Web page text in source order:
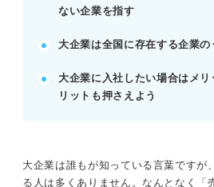
大企業かどうかは会社概要の資
知名度や規模だけで判断せず、
就活の軸を明確にし、幅広い
重要。
ない企業を指す
大企業は全国に存在する企業
大企業に入社したい場合はメリ
リットも押さえよう
大企業は誰もが知っている言葉ですが
る人は多くありません。なんとなく「